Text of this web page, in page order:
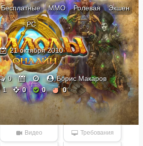
Бесплатные ММО Ролевая Экшен
PC
21 октября 2010
0
Борис Макаров
1
0 0 0
Видео Требования